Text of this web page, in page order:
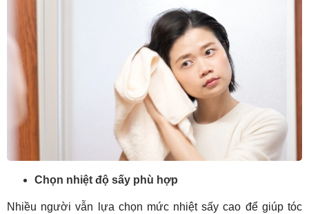
Chọn nhiệt độ sấy phù hợp
Nhiều người vẫn lựa chọn mức nhiệt sấy cao để giúp tóc